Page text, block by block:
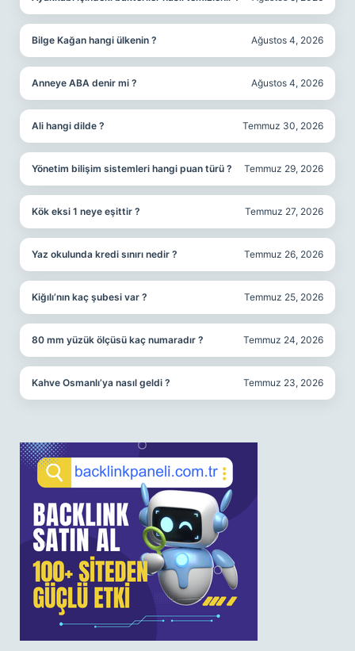
Bilge Kağan hangi ülkenin ? Ağustos 4, 2026
Anneye ABA denir mi ? Ağustos 4, 2026
Ali hangi dilde ? Temmuz 30, 2026
Yönetim bilişim sistemleri hangi puan türü ? Temmuz 29, 2026
Kök eksi 1 neye eşittir ? Temmuz 27, 2026
Yaz okulunda kredi sınırı nedir ? Temmuz 26, 2026
Kiğılı’nın kaç şubesi var ? Temmuz 25, 2026
80 mm yüzük ölçüsü kaç numaradır ? Temmuz 24, 2026
Kahve Osmanlı’ya nasıl geldi ? Temmuz 23, 2026